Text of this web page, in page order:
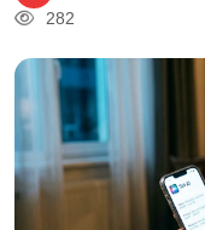
282